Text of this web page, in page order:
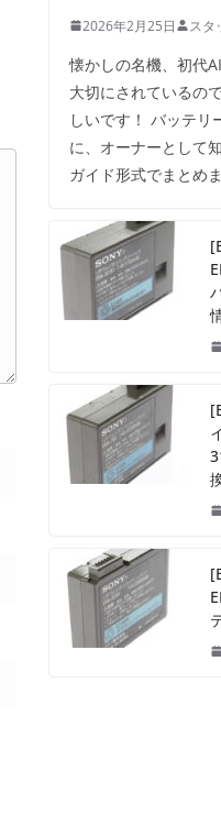
2026年2月25日 スタ
懐かしの名機、初代
大切にされているの
しいです！ バッテリ
に、オーナーとして
ガイド形式でまとめ